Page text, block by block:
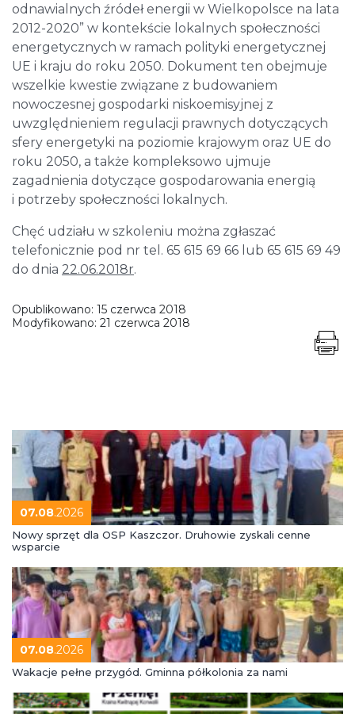
odnawialnych źródeł energii w Wielkopolsce na lata
2012-2020” w kontekście lokalnych społeczności
energetycznych w ramach polityki energetycznej
UE i kraju do roku 2050. Dokument ten obejmuje
wszelkie kwestie związane z budowaniem
nowoczesnej gospodarki niskoemisyjnej z
uwzględnieniem regulacji prawnych dotyczących
sfery energetyki na poziomie krajowym oraz UE do
roku 2050, a także kompleksowo ujmuje
zagadnienia dotyczące gospodarowania energią
i potrzeby społeczności lokalnych.
Chęć udziału w szkoleniu można zgłaszać
telefonicznie pod nr tel. 65 615 69 66 lub 65 615 69 49
do dnia 22.06.2018r.
Opublikowano: 15 czerwca 2018
Modyfikowano: 21 czerwca 2018
07.08.2026
Nowy sprzęt dla OSP Kaszczor. Druhowie zyskali cenne
wsparcie
07.08.2026
Wakacje pełne przygód. Gminna półkolonia za nami